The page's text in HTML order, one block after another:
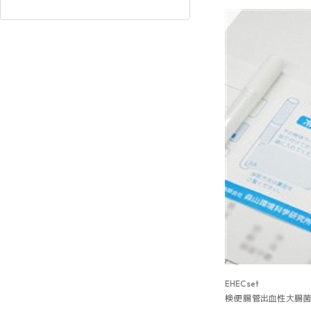
EHECset
検便 腸管出血性大腸